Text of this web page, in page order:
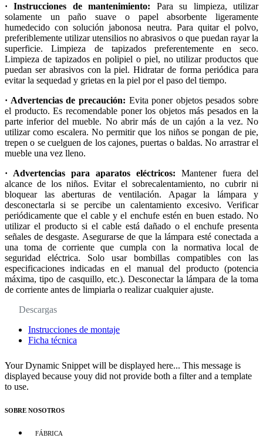
· Instrucciones de mantenimiento: Para su limpieza, utilizar
solamente un paño suave o papel absorbente ligeramente
humedecido con solución jabonosa neutra. Para quitar el polvo,
preferiblemente utilizar utensilios no abrasivos o que puedan rayar la
superficie. Limpieza de tapizados preferentemente en seco.
Limpieza de tapizados en polipiel o piel, no utilizar productos que
puedan ser abrasivos con la piel. Hidratar de forma periódica para
evitar la sequedad y grietas en la piel por el paso del tiempo.
· Advertencias de precaución: Evita poner objetos pesados sobre
el producto. Es recomendable poner los objetos más pesados en la
parte inferior del mueble. No abrir más de un cajón a la vez. No
utilizar como escalera. No permitir que los niños se pongan de pie,
trepen o se cuelguen de los cajones, puertas o baldas. No arrastrar el
mueble una vez lleno.
· Advertencias para aparatos eléctricos: Mantener fuera del
alcance de los niños. Evitar el sobrecalentamiento, no cubrir ni
bloquear las aberturas de ventilación. Apagar la lámpara y
desconectarla si se percibe un calentamiento excesivo. Verificar
periódicamente que el cable y el enchufe estén en buen estado. No
utilizar el producto si el cable está dañado o el enchufe presenta
señales de desgaste. Asegurarse de que la lámpara esté conectada a
una toma de corriente que cumpla con la normativa local de
seguridad eléctrica. Solo usar bombillas compatibles con las
especificaciones indicadas en el manual del producto (potencia
máxima, tipo de casquillo, etc.). Desconectar la lámpara de la toma
de corriente antes de limpiarla o realizar cualquier ajuste.
Descargas
Instrucciones de montaje
Ficha técnica
Your Dynamic Snippet will be displayed here... This message is
displayed because youy did not provide both a filter and a template
to use.
SOBRE NOSOTROS
FÁBRICA